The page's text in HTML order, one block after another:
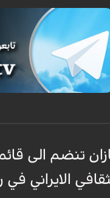
تنضم الى
الايراني